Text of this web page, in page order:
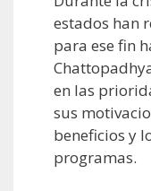
estados han
para ese fin
en las
sus
beneficios y
programas.